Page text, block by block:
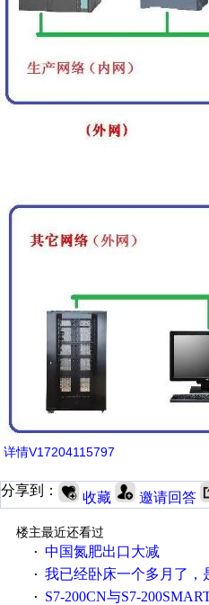
详情V17204115797
分享到： 收藏 邀请回答
楼主最近还看过
· 中国氮肥出口大减
· 我已经卧床一个多月了，是出去安装机械手在高速遭遇车祸所致:大家工
· S7-200CN与S7-